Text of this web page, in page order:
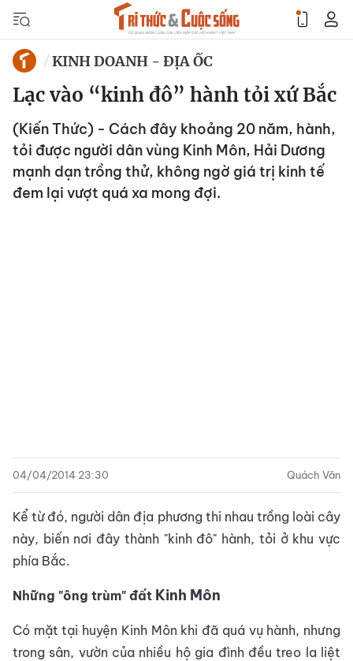
KINH DOANH - ĐỊA ỐC
Lạc vào “kinh đô” hành tỏi xứ Bắc
(Kiến Thức) - Cách đây khoảng 20 năm, hành,
tỏi được người dân vùng Kinh Môn, Hải Dương
mạnh dạn trồng thử, không ngờ giá trị kinh tế
đem lại vượt quá xa mong đợi.
04/04/2014 23:30 Quách Văn
Kể từ đó, người dân địa phương thi nhau trồng loài cây
này, biến nơi đây thành "kinh đô" hành, tỏi ở khu vực
phía Bắc.
Những "ông trùm" đất Kinh Môn
Có mặt tại huyện Kinh Môn khi đã quá vụ hành, nhưng
trong sân, vườn của nhiều hộ gia đình đều treo la liệt